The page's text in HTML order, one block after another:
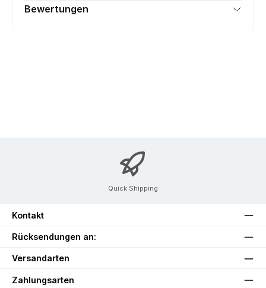
Bewertungen
Quick Shipping
Kontakt
Rücksendungen an:
Versandarten
Zahlungsarten